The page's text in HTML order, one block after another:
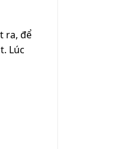
ra, để
Lúc